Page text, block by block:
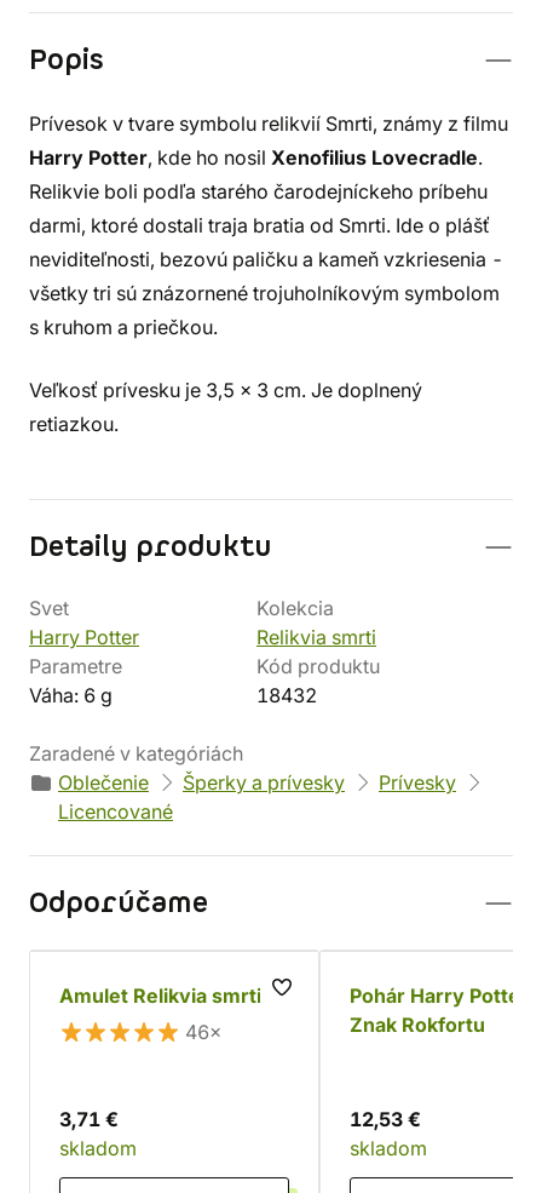
Popis
Prívesok v tvare symbolu relikvií Smrti, známy z filmu
Harry Potter, kde ho nosil Xenofilius Lovecradle.
Relikvie boli podľa starého čarodejníckeho príbehu
darmi, ktoré dostali traja bratia od Smrti. Ide o plášť
neviditeľnosti, bezovú paličku a kameň vzkriesenia -
všetky tri sú znázornené trojuholníkovým symbolom
s kruhom a priečkou.
Veľkosť prívesku je 3,5 x 3 cm. Je doplnený
retiazkou.
Detaily produktu
Svet
Harry Potter
Kolekcia
Relikvia smrti
Parametre
Váha: 6 g
Kód produktu
18432
Zaradené v kategóriách
Oblečenie
Šperky a prívesky
Prívesky
Licencované
Odporúčame
Amulet Relikvia smrti
46×
3,71 €
skladom
Pohár Harry Potter
Znak Rokfortu
12,53 €
skladom